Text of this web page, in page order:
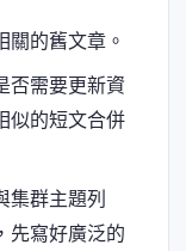
關的舊文章。
否需要更新資
似的短文合併
集群主題列
先寫好廣泛的